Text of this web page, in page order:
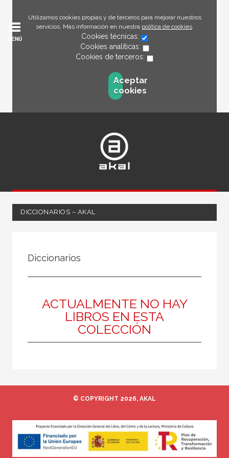
Utilizamos cookies propias y de terceros para mejorar nuestros
servicios. Más información en nuestra política de cookies.
Cookies técnicas:
Cookies analíticas:
Cookies de terceros:
Aceptar
cookies
MENÚ
DICCIONARIOS – AKAL
Ciencias humanas y sociales
Filosofía
MATERIAS
Filosofía y crítica de la cultura
Contemporánea
Diccionarios
ACTUALMENTE NO HAY
LIBROS EN ESTA
COLECCIÓN
© COPYRIGHT 2026, AKAL